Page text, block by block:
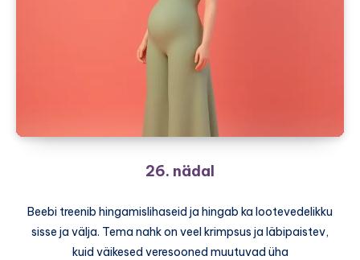
26. nädal
Beebi treenib hingamislihaseid ja hingab ka lootevedelikku
sisse ja välja. Tema nahk on veel krimpsus ja läbipaistev,
kuid väikesed veresooned muutuvad üha